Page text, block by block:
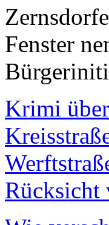
Fenster
Krimi
Rücksicht